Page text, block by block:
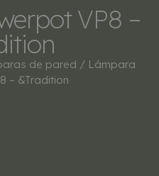
VP8 –
de pared / Lámpara
– &Tradition